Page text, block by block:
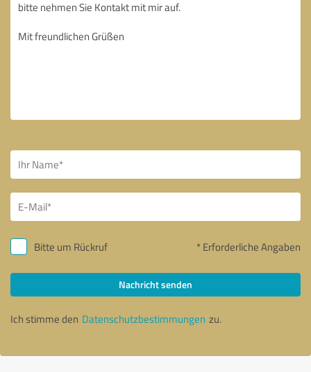
Bitte um Rückruf * Erforderliche Angaben
Nachricht senden
Ich stimme den Datenschutzbestimmungen zu.